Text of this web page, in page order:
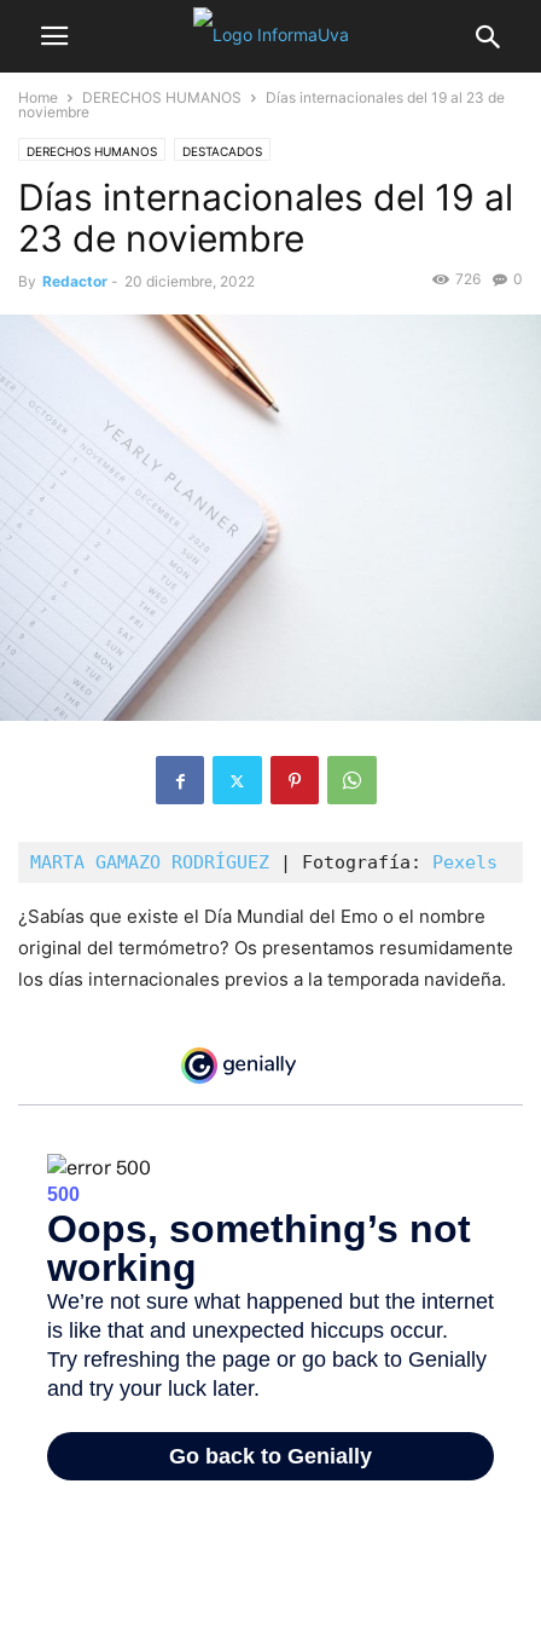
Home DERECHOS HUMANOS
Días internacionales del 19 al 23 de
noviembre
DERECHOS HUMANOS DESTACADOS
Días internacionales del 19 al
23 de noviembre
By Redactor - 20 diciembre, 2022 0
726
MARTA GAMAZO RODRÍGUEZ | Fotografía: Pexels
¿Sabías que existe el Día Mundial del Emo o el nombre
original del termómetro? Os presentamos resumidamente
los días internacionales previos a la temporada navideña.